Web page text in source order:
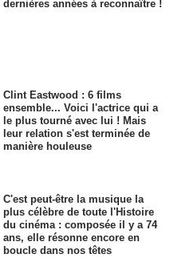
dernières années à reconnaître !
Clint Eastwood : 6 films
ensemble... Voici l'actrice qui a
le plus tourné avec lui ! Mais
leur relation s'est terminée de
manière houleuse
C'est peut-être la musique la
plus célèbre de toute l'Histoire
du cinéma : composée il y a 74
ans, elle résonne encore en
boucle dans nos têtes